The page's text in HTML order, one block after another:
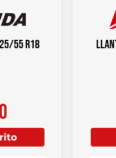
55 R18